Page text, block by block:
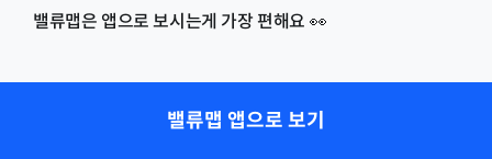
밸류맵은 앱으로 보시는게 가장 편해요 👀
밸류맵 앱으로 보기